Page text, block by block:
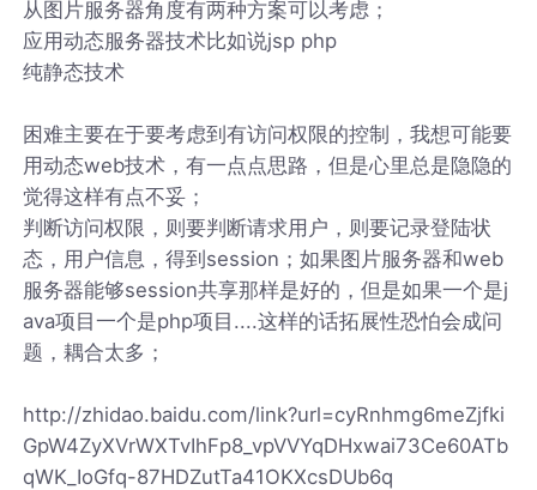
从图片服务器角度有两种方案可以考虑；
应用动态服务器技术比如说jsp php
纯静态技术
困难主要在于要考虑到有访问权限的控制，我想可能要
用动态web技术，有一点点思路，但是心里总是隐隐的
觉得这样有点不妥；
判断访问权限，则要判断请求用户，则要记录登陆状
态，用户信息，得到session；如果图片服务器和web
服务器能够session共享那样是好的，但是如果一个是j
ava项目一个是php项目....这样的话拓展性恐怕会成问
题，耦合太多；
http://zhidao.baidu.com/link?url=cyRnhmg6meZjfki
GpW4ZyXVrWXTvIhFp8_vpVVYqDHxwai73Ce60ATb
qWK_IoGfq-87HDZutTa41OKXcsDUb6q